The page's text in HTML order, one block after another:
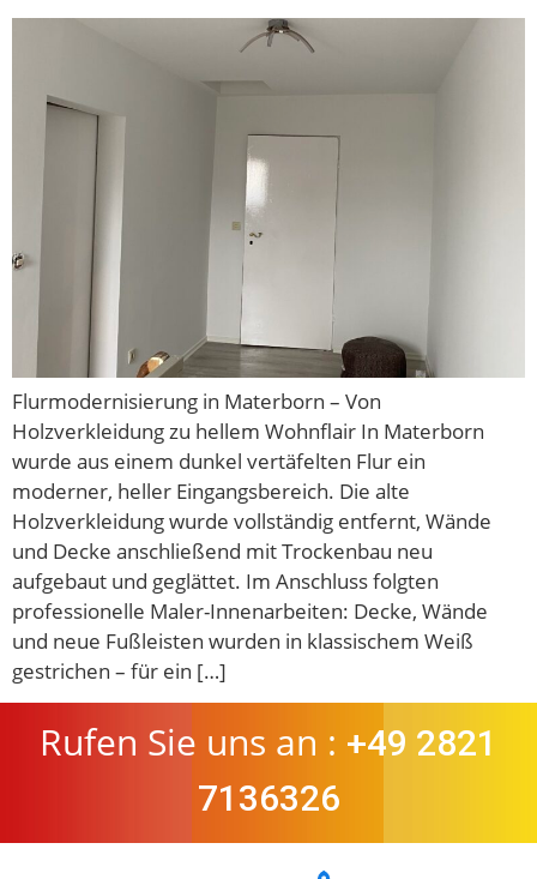
Flurmodernisierung in Materborn – Von
Holzverkleidung zu hellem Wohnflair In Materborn
wurde aus einem dunkel vertäfelten Flur ein
moderner, heller Eingangsbereich. Die alte
Holzverkleidung wurde vollständig entfernt, Wände
und Decke anschließend mit Trockenbau neu
aufgebaut und geglättet. Im Anschluss folgten
professionelle Maler-Innenarbeiten: Decke, Wände
und neue Fußleisten wurden in klassischem Weiß
gestrichen – für ein […]
Rufen Sie uns an : +49 2821
7136326